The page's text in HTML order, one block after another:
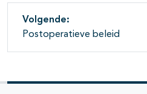
Volgende:
Postoperatieve beleid